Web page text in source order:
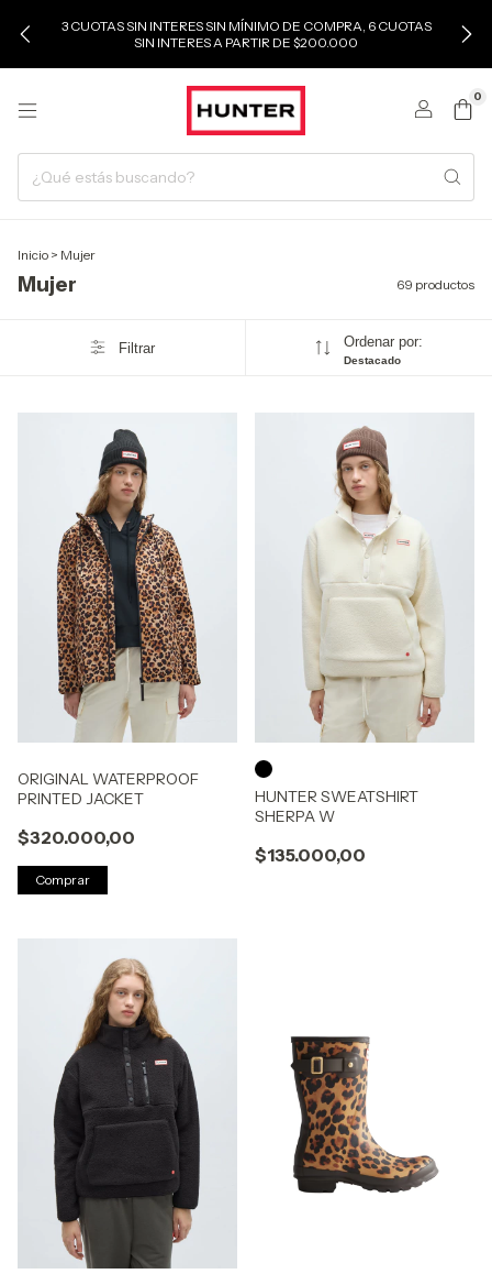
3 CUOTAS SIN INTERES SIN MÍNIMO DE COMPRA, 6 CUOTAS
SIN INTERES A PARTIR DE $200.000
0
Inicio > Mujer
Mujer 69 productos
Filtrar Ordenar por:
Destacado
ORIGINAL WATERPROOF
PRINTED JACKET
$320.000,00
Comprar
HUNTER SWEATSHIRT
SHERPA W
$135.000,00